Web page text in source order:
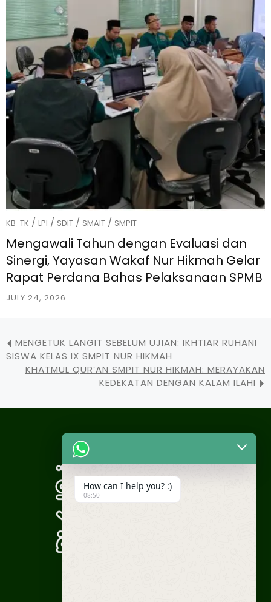
KB-TK / LPI / SDIT / SMAIT / SMPIT
Mengawali Tahun dengan Evaluasi dan
Sinergi, Yayasan Wakaf Nur Hikmah Gelar
Rapat Perdana Bahas Pelaksanaan SPMB
JULY 24, 2026
MENGETUK LANGIT SEBELUM UJIAN: IKHTIAR RUHANI
SISWA KELAS IX SMPIT NUR HIKMAH
KHATMUL QUR’AN SMPIT NUR HIKMAH: MERAYAKAN
KEDEKATAN DENGAN KALAM ILAHI
How can I help you? :)
08:50